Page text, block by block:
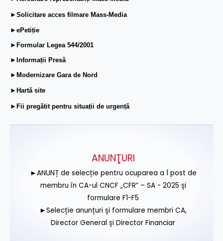
►Solicitare acces filmare Mass-Media
►ePetiție
►Formular Legea 544/2001
►Informații Presă
►Modernizare Gara de Nord
►Hartă site
►Fii pregătit pentru situații de urgență
ANUNŢURI
►ANUNȚ de selecție pentru ocuparea a 1 post de
membru în CA-ul CNCF „CFR” – SA - 2025 și
formulare F1-F5
►Selecție anunțuri și formulare membri CA,
Director General și Director Financiar